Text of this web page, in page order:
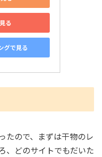
る
グで見る
たので、まずは干物のレ
、どのサイトでもだいた